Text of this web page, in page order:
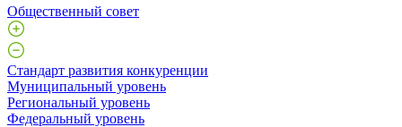
Общественный совет
Стандарт развития конкуренции
Муниципальный уровень
Региональный уровень
Федеральный уровень